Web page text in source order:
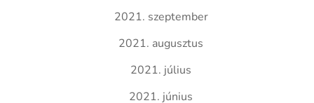
2021. szeptember
2021. augusztus
2021. július
2021. június